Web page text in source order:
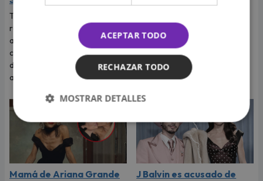
Tras la fuerte denuncia que
realizó su excompañera y
amiga Naldy Saldaña, los
cantantes de La Bella Luz
decidieron expresarle su
apoyo.
reveló la cantante Naldy
Saldaña, las salseras se
pronunciaron y expresaron
apoyo a su colega musical.
Mamá de Ariana Grande
J Balvin es acusado de
ACEPTAR TODO
RECHAZAR TODO
MOSTRAR DETALLES